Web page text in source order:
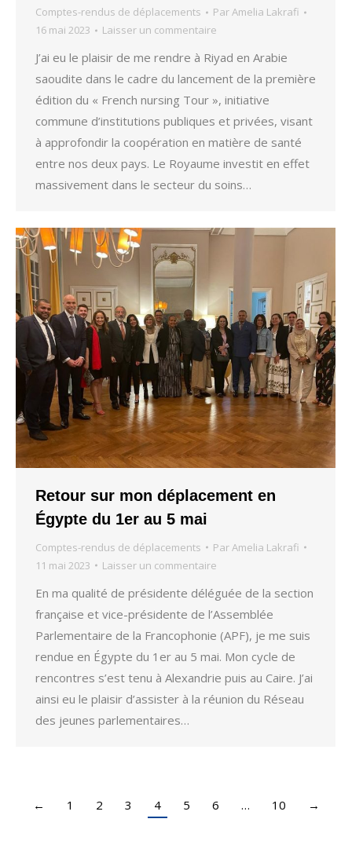
Comptes-rendus de déplacements ParAmelia Lakrafi
16 mai 2023
Laisser un commentaire
J’ai eu le plaisir de me rendre à Riyad en Arabie
saoudite dans le cadre du lancement de la première
édition du « French nursing Tour », initiative
commune d’institutions publiques et privées, visant
à approfondir la coopération en matière de santé
entre nos deux pays. Le Royaume investit en effet
massivement dans le secteur du soins…
Retour sur mon déplacement en
Égypte du 1er au 5 mai
Comptes-rendus de déplacements Par Amelia Lakrafi
11 mai 2023
Laisser un commentaire
En ma qualité de présidente déléguée de la section
française et vice-présidente de l’Assemblée
Parlementaire de la Francophonie (APF), je me suis
rendue en Égypte du 1er au 5 mai. Mon cycle de
rencontres s’est tenu à Alexandrie puis au Caire. J’ai
ainsi eu le plaisir d’assister à la réunion du Réseau
des jeunes parlementaires…
← 1 2 3 4 5 6 … 10 →